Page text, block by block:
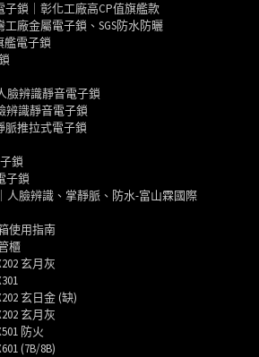
子鎖｜彰化工廠高CP值旗艦款
工廠金屬電子鎖、SGS防水防曬
艦電子鎖
臉辨識靜音電子鎖
辨識靜音電子鎖
脈推拉式電子鎖
鎖
子鎖
人臉辨識、掌靜脈、防水-富山霖國際
使用指南
櫃
玄月灰
玄日金 (缺)
玄月灰
防火
(7B/8B)